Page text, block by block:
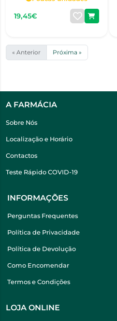
19,45€
« Anterior Próxima »
A FARMÁCIA
Sobre Nós
Localização e Horário
Contactos
Teste Rápido COVID-19
INFORMAÇÕES
Perguntas Frequentes
Política de Privacidade
Política de Devolução
Como Encomendar
Termos e Condições
LOJA ONLINE